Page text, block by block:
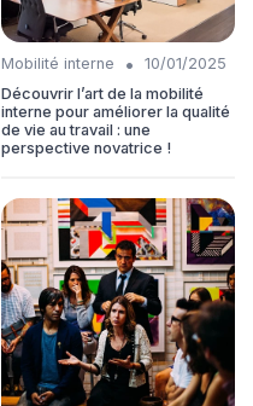
Mobilité interne •
10/01/2025
Découvrir l’art de la mobilité
interne pour améliorer la qualité
de vie au travail : une
perspective novatrice !